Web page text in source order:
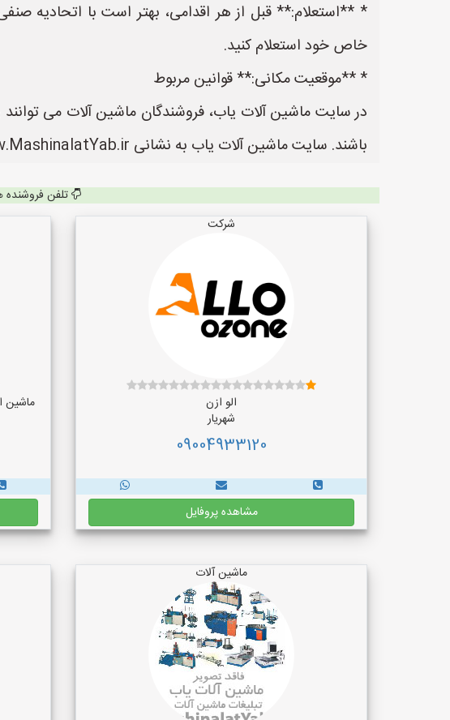
* **استعلام:** قبل از هر اقدامی، بهتر است با اتحادیه
خاص خود استعلام کنید.
* **موقعیت مکانی:** قوانین مربوط
در سایت ماشین آلات یاب، فروشندگان ماشین آلات می
باشند. سایت ماشین آلات یاب به نشانی https://www.MashinalatYab.ir یک سایت عالی جهت ثبت آگهی و تبلیغات ماشین آلات می باشد.
تلفن
شرکت
الو ازن
شهریار
09004933120
مشاهده پروفایل
ماشین
ماشین آلات